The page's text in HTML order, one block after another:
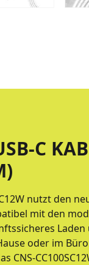
C
nutzt den
mit den
oder im
CNS-